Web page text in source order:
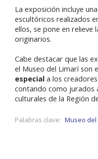
La exposición incluye
escultóricos realizados
ellos, se pone en relieve
originarios.
Cabe destacar que las
el Museo del Limarí son
especial a los
contando como jurados
culturales de la Región
Palabras clave: Museo del